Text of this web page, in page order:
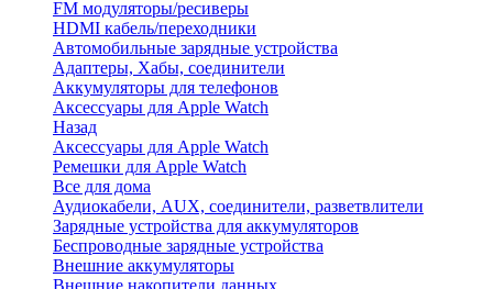
FM модуляторы/ресиверы
HDMI кабель/переходники
Автомобильные зарядные устройства
Адаптеры, Хабы, соединители
Аккумуляторы для телефонов
Аксессуары для Apple Watch
Назад
Аксессуары для Apple Watch
Ремешки для Apple Watch
Все для дома
Аудиокабели, AUX, соединители, разветвлители
Зарядные устройства для аккумуляторов
Беспроводные зарядные устройства
Внешние аккумуляторы
Внешние накопители данных